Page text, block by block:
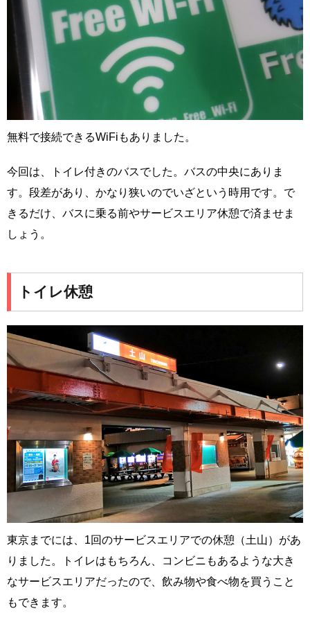
無料で接続できるWiFiもありました。
今回は、トイレ付きのバスでした。バスの中央にありま
す。段差があり、かなり狭いのでいざという時用です。で
きるだけ、バスに乗る前やサービスエリア休憩で済ませま
しょう。
トイレ休憩
東京までには、1回のサービスエリアでの休憩（土山）があ
りました。トイレはもちろん、コンビニもあるような大き
なサービスエリアだったので、飲み物や食べ物を買うこと
もできます。